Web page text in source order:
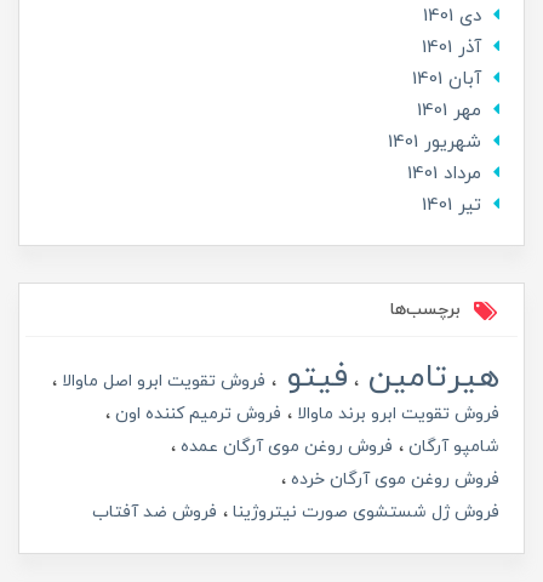
دی 1401
آذر 1401
آبان 1401
مهر 1401
شهریور 1401
مرداد 1401
تير 1401
برچسب‌ها
هیرتامین فیتو
فروش تقویت ابرو اصل ماوالا
فروش تقویت ابرو برند ماوالا
فروش ترمیم کننده اون
شامپو آرگان
فروش روغن موی آرگان عمده
فروش روغن موی آرگان خرده
فروش ژل شستشوی صورت نیتروژینا
فروش ضد آفتاب